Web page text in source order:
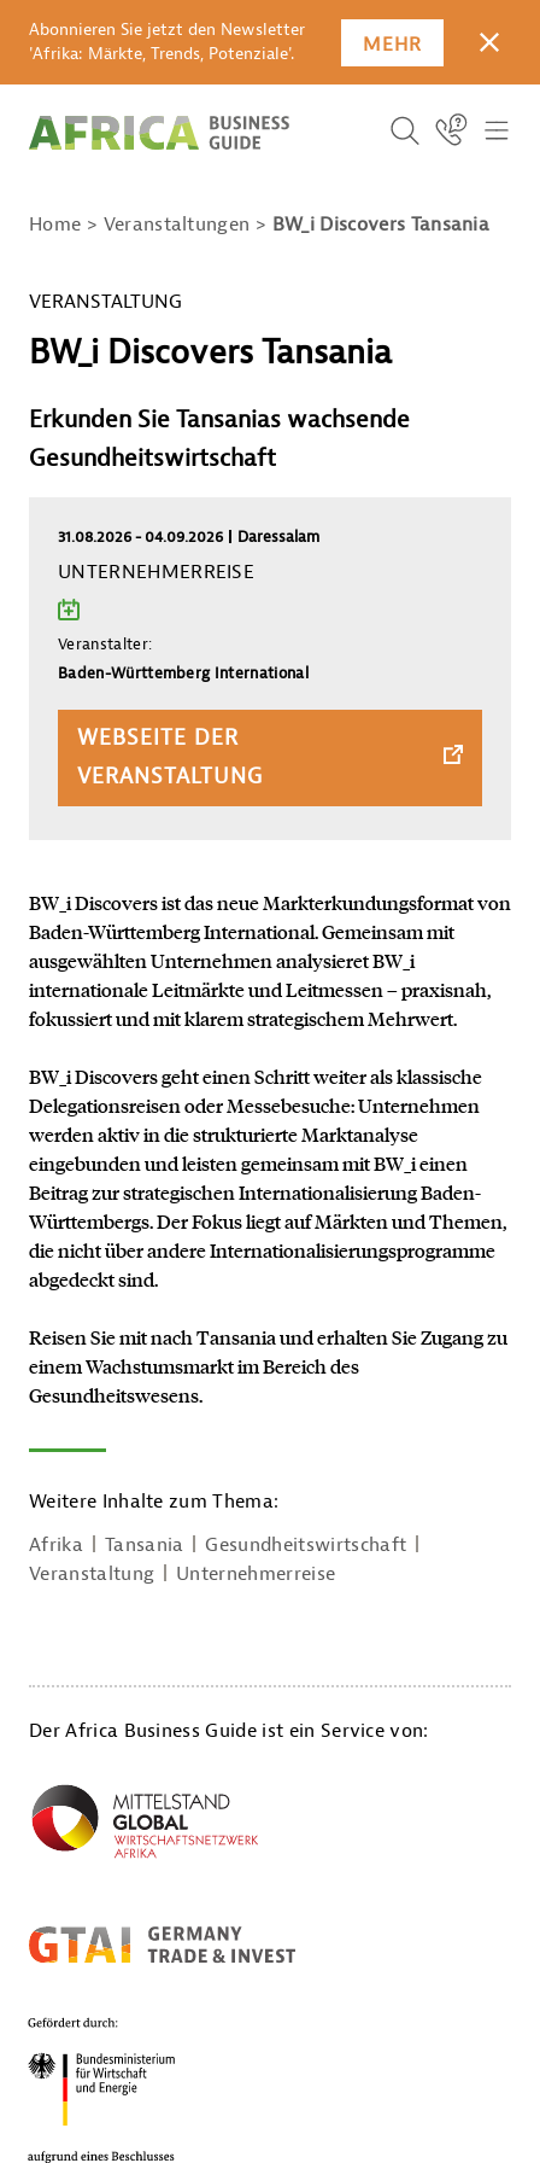
Abonnieren Sie jetzt den Newsletter
'Afrika: Märkte, Trends, Potenziale'.
MEHR
ICON
SUCHBEGRIFF
SUCHEN
Icon Link
Home Veranstaltungen BW_i Discovers Tansania
VERANSTALTUNG
BW_i Discovers Tansania
Erkunden Sie Tansanias wachsende
Gesundheitswirtschaft
Information zur Veranstaltung
31.08.2026 - 04.09.2026 Daressalam
UNTERNEHMERREISE
Veranstalter:
Baden-Württemberg International
WEBSEITE DER
VERANSTALTUNG
BW_i Discovers ist das neue Markterkundungsformat von
Baden-Württemberg International. Gemeinsam mit
ausgewählten Unternehmen analysieret BW_i
internationale Leitmärkte und Leitmessen – praxisnah,
fokussiert und mit klarem strategischem Mehrwert.
BW_i Discovers geht einen Schritt weiter als klassische
Delegationsreisen oder Messebesuche: Unternehmen
werden aktiv in die strukturierte Marktanalyse
eingebunden und leisten gemeinsam mit BW_i einen
Beitrag zur strategischen Internationalisierung Baden-
Württembergs. Der Fokus liegt auf Märkten und Themen,
die nicht über andere Internationalisierungsprogramme
abgedeckt sind.
Reisen Sie mit nach Tansania und erhalten Sie Zugang zu
einem Wachstumsmarkt im Bereich des
Gesundheitswesens.
Weitere Inhalte zum Thema:
Afrika
Tansania
Gesundheitswirtschaft
Veranstaltung
Unternehmerreise
Der Africa Business Guide ist ein Service von:
Kontakt